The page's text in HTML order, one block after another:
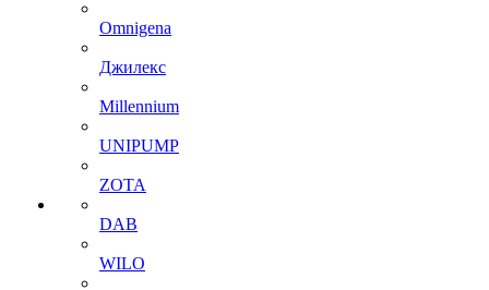
Omnigena
Джилекс
Millennium
UNIPUMP
ZOTA
DAB
WILO